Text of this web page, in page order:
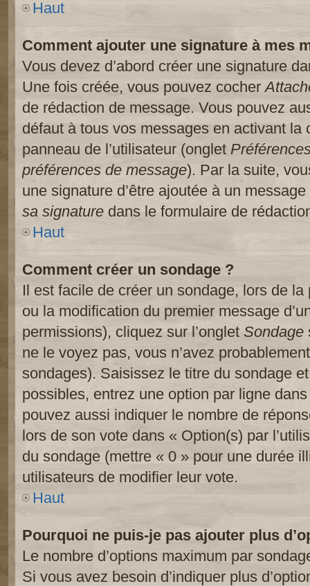
Haut
Comment ajouter une signature à mes
Vous devez d’abord créer une signature
Une fois créée, vous pouvez cocher
de rédaction de message. Vous pouvez
défaut à tous vos messages en activant la
panneau de l’utilisateur (onglet
préférences de message). Par la suite,
une signature d’être ajoutée à un
sa signature dans le formulaire de
Haut
Comment créer un sondage ?
Il est facile de créer un sondage, lors de la
ou la modification du premier message
permissions), cliquez sur l’onglet Sondage
ne le voyez pas, vous n’avez
sondages). Saisissez le titre du sondage
possibles, entrez une option par ligne
pouvez aussi indiquer le nombre de
lors de son vote dans « Option(s) par
du sondage (mettre « 0 » pour une durée
utilisateurs de modifier leur vote.
Haut
Pourquoi ne puis-je pas ajouter plus
Le nombre d’options maximum par
Si vous avez besoin d’indiquer plus